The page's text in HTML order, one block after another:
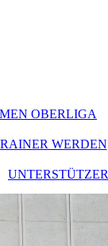
OBERLIGA
WERDEN
UNTERSTÜTZER